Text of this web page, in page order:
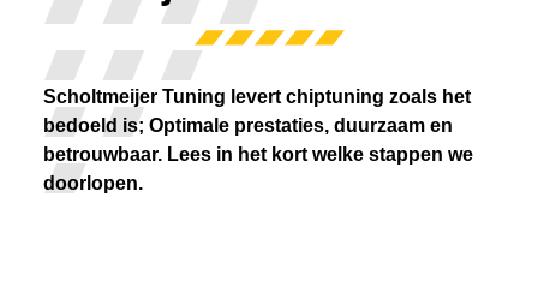
Scholtmeijer Tuning levert chiptuning zoals het
bedoeld is; Optimale prestaties, duurzaam en
betrouwbaar. Lees in het kort welke stappen we
doorlopen.